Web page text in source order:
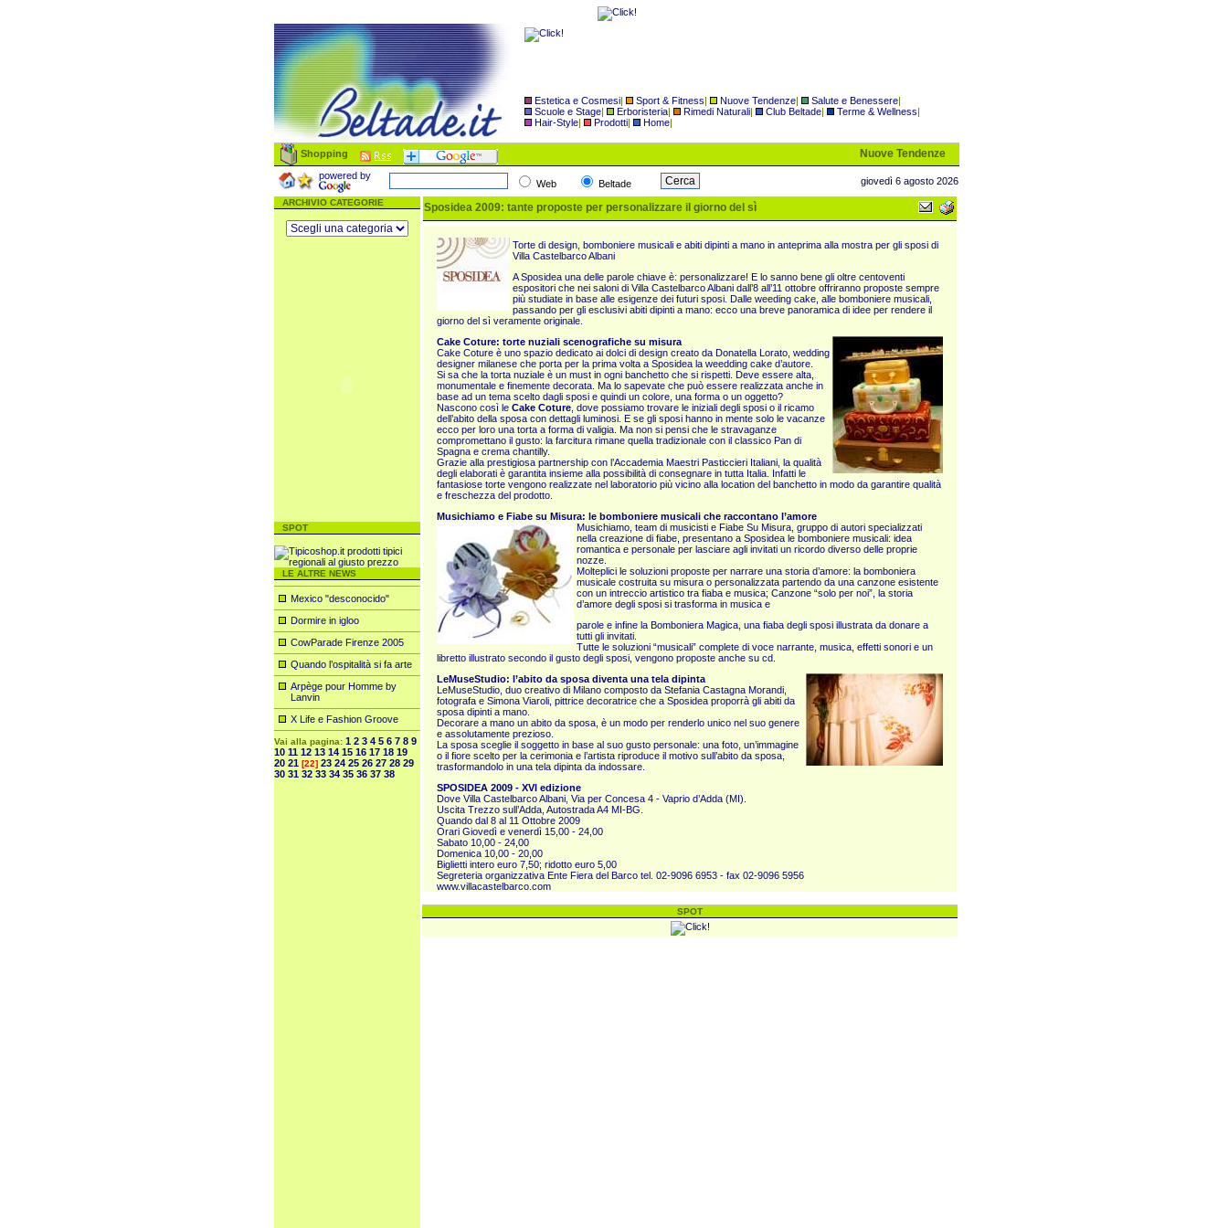
Estetica e Cosmesi| Sport & Fitness| Nuove Tendenze| Salute e Benessere|
Scuole e Stage| Erboristeria| Rimedi Naturali| Club Beltade| Terme & Wellness|
Hair-Style| Prodotti| Home|
Shopping Nuove Tendenze
powered by
Web Beltade giovedì 6 agosto 2026
ARCHIVIO CATEGORIE
SPOT
LE ALTRE NEWS
Mexico "desconocido"
Dormire in igloo
CowParade Firenze 2005
Quando l’ospitalità si fa arte
Arpège pour Homme by
Lanvin
X Life e Fashion Groove
Vai alla pagina: 1 2 3 4 5 6 7 8 9
10 11 12 13 14 15 16 17 18 19
20 21 [22] 23 24 25 26 27 28 29
30 31 32 33 34 35 36 37 38
Sposidea 2009: tante proposte per personalizzare il giorno del sì
Torte di design, bomboniere musicali e abiti dipinti a mano in anteprima alla mostra per gli sposi di
Villa Castelbarco Albani
A Sposidea una delle parole chiave è: personalizzare! E lo sanno bene gli oltre centoventi
espositori che nei saloni di Villa Castelbarco Albani dall’8 all’11 ottobre offriranno proposte sempre
più studiate in base alle esigenze dei futuri sposi. Dalle weeding cake, alle bomboniere musicali,
passando per gli esclusivi abiti dipinti a mano: ecco una breve panoramica di idee per rendere il
giorno del sì veramente originale.
Cake Coture: torte nuziali scenografiche su misura
Cake Coture è uno spazio dedicato ai dolci di design creato da Donatella Lorato, wedding
designer milanese che porta per la prima volta a Sposidea la weedding cake d’autore.
Si sa che la torta nuziale è un must in ogni banchetto che si rispetti. Deve essere alta,
monumentale e finemente decorata. Ma lo sapevate che può essere realizzata anche in
base ad un tema scelto dagli sposi e quindi un colore, una forma o un oggetto?
Nascono così le Cake Coture , dove possiamo trovare le iniziali degli sposi o il ricamo
dell’abito della sposa con dettagli luminosi. E se gli sposi hanno in mente solo le vacanze
ecco per loro una torta a forma di valigia. Ma non si pensi che le stravaganze
compromettano il gusto: la farcitura rimane quella tradizionale con il classico Pan di
Spagna e crema chantilly.
Grazie alla prestigiosa partnership con l’Accademia Maestri Pasticcieri Italiani, la qualità
degli elaborati è garantita insieme alla possibilità di consegnare in tutta Italia. Infatti le
fantasiose torte vengono realizzate nel laboratorio più vicino alla location del banchetto in modo da garantire qualità
e freschezza del prodotto.
Musichiamo e Fiabe su Misura: le bomboniere musicali che raccontano l’amore
Musichiamo, team di musicisti e Fiabe Su Misura, gruppo di autori specializzati
nella creazione di fiabe, presentano a Sposidea le bomboniere musicali: idea
romantica e personale per lasciare agli invitati un ricordo diverso delle proprie
nozze.
Molteplici le soluzioni proposte per narrare una storia d’amore: la bomboniera
musicale costruita su misura o personalizzata partendo da una canzone esistente
con un intreccio artistico tra fiaba e musica; Canzone “solo per noi”, la storia
d’amore degli sposi si trasforma in musica e
parole e infine la Bomboniera Magica, una fiaba degli sposi illustrata da donare a
tutti gli invitati.
Tutte le soluzioni “musicali” complete di voce narrante, musica, effetti sonori e un
libretto illustrato secondo il gusto degli sposi, vengono proposte anche su cd.
LeMuseStudio: l’abito da sposa diventa una tela dipinta
LeMuseStudio, duo creativo di Milano composto da Stefania Castagna Morandi,
fotografa e Simona Viaroli, pittrice decoratrice che a Sposidea proporrà gli abiti da
sposa dipinti a mano.
Decorare a mano un abito da sposa, è un modo per renderlo unico nel suo genere
e assolutamente prezioso.
La sposa sceglie il soggetto in base al suo gusto personale: una foto, un’immagine
o il fiore scelto per la cerimonia e l’artista riproduce il motivo sull’abito da sposa,
trasformandolo in una tela dipinta da indossare.
SPOSIDEA 2009 - XVI edizione
Dove Villa Castelbarco Albani, Via per Concesa 4 - Vaprio d’Adda (MI).
Uscita Trezzo sull’Adda, Autostrada A4 MI-BG.
Quando dal 8 al 11 Ottobre 2009
Orari Giovedì e venerdì 15,00 - 24,00
Sabato 10,00 - 24,00
Domenica 10,00 - 20,00
Biglietti intero euro 7,50; ridotto euro 5,00
Segreteria organizzativa Ente Fiera del Barco tel. 02-9096 6953 - fax 02-9096 5956
www.villacastelbarco.com
SPOT